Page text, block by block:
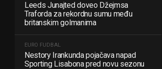
Leeds Junajted doveo Džejmsa
Traforda za rekordnu sumu među
britanskim golmanima
EURO FUDBAL
Nestory Irankunda pojačava napad
Sporting Lisabona pred novu sezonu